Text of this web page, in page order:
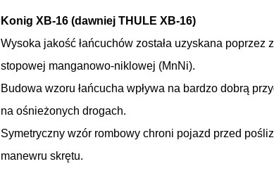
Konig XB-16 (dawniej THULE XB-16)
Wysoka jakość łańcuchów została uzyskana
stopowej manganowo-niklowej (MnNi).
Budowa wzoru łańcucha wpływa na bardzo dobrą
na ośnieżonych drogach.
Symetryczny wzór rombowy chroni pojazd przed
manewru skrętu.